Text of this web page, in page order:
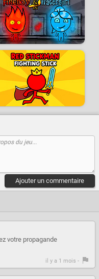
Ajouter un commentaire
votre propagande
il y a 1 mois -